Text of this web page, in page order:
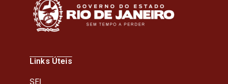
Links Úteis
SEI